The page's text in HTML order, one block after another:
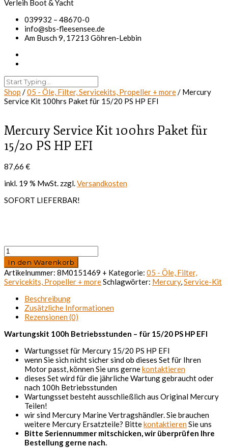
039932 – 48670-0
info@sbs-fleesensee.de
Am Busch 9, 17213 Göhren-Lebbin
Shop /05 - Öle, Filter, Servicekits, Propeller + more/ Mercury
Service Kit 100hrs Paket für 15/20 PS HP EFI
Mercury Service Kit 100hrs Paket für
15/20 PS HP EFI
87,66 €
inkl. 19 % MwSt. zzgl.Versandkosten
SOFORT LIEFERBAR!
Mercury
Service
Kit
100hrs
Paket
15/20
EFI
In den Warenkorb
Artikelnummer: 8M0151469 + Kategorie: 05 - Öle, Filter,
Servicekits, Propeller + moreSchlagwörter: Mercury,Service-Kit
Beschreibung
Zusätzliche Informationen
Rezensionen (0)
Wartungskit 100h Betriebsstunden – für 15/20 PS HP EFI
Wartungsset für Mercury 15/20 PS HP EFI
wenn Sie sich nicht sicher sind ob dieses Set für Ihren
Motor passt, können Sie uns gernekontaktieren
dieses Set wird für die jährliche Wartung gebraucht oder
nach 100h Betriebsstunden
Wartungsset besteht ausschließlich aus Original Mercury
Teilen!
wir sind Mercury Marine Vertragshändler. Sie brauchen
weitere Mercury Ersatzteile? BittekontaktierenSie uns
Bitte Seriennummer mitschicken, wir überprüfen Ihre
Bestellung gerne nach.